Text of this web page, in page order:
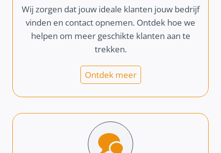
Wij zorgen dat jouw ideale klanten jouw bedrijf
vinden en contact opnemen. Ontdek hoe we
helpen om meer geschikte klanten aan te
trekken.
Ontdek meer